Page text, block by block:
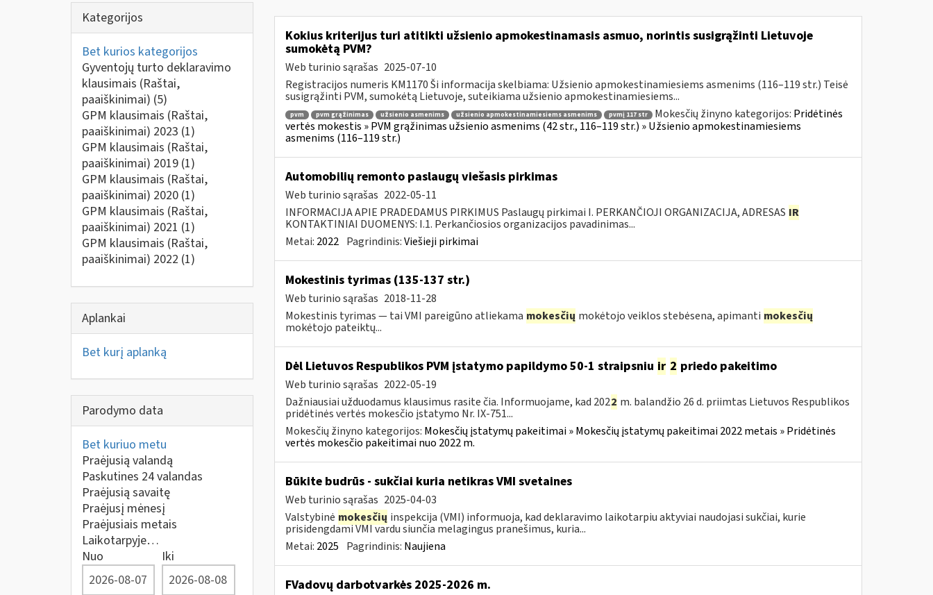
Kategorijos
Bet kurios kategorijos
Gyventojų turto deklaravimo
klausimais (Raštai,
paaiškinimai) (5)
GPM klausimais (Raštai,
paaiškinimai) 2023 (1)
GPM klausimais (Raštai,
paaiškinimai) 2019 (1)
GPM klausimais (Raštai,
paaiškinimai) 2020 (1)
GPM klausimais (Raštai,
paaiškinimai) 2021 (1)
GPM klausimais (Raštai,
paaiškinimai) 2022 (1)
Aplankai
Bet kurį aplanką
Parodymo data
Bet kuriuo metu
Praėjusią valandą
Paskutines 24 valandas
Praėjusią savaitę
Praėjusį mėnesį
Praėjusiais metais
Laikotarpyje…
Nuo
Iki
Kokius kriterijus turi atitikti užsienio apmokestinamasis asmuo, norintis susigrąžinti Lietuvoje
sumokėtą PVM?
Web turinio sąrašas 2025-07-10
Registracijos numeris KM1170 Ši informacija skelbiama: Užsienio apmokestinamiesiems asmenims (116–119 str.) Teisė
susigrąžinti PVM, sumokėtą Lietuvoje, suteikiama užsienio apmokestinamiesiems...
pvm pvm grąžinimas užsienio asmenims užsienio apmokestinamiesiems asmenims pvmį 117 str Mokesčių žinyno kategorijos: Pridėtinės
vertės mokestis » PVM grąžinimas užsienio asmenims (42 str., 116–119 str.) » Užsienio apmokestinamiesiems
asmenims (116–119 str.)
Automobilių remonto paslaugų viešasis pirkimas
Web turinio sąrašas 2022-05-11
INFORMACIJA APIE PRADEDAMUS PIRKIMUS Paslaugų pirkimai I. PERKANČIOJI ORGANIZACIJA, ADRESAS IR
KONTAKTINIAI DUOMENYS: I.1. Perkančiosios organizacijos pavadinimas...
Metai: 2022 Pagrindinis:Viešieji pirkimai
Mokestinis tyrimas (135-137 str.)
Web turinio sąrašas 2018-11-28
Mokestinis tyrimas — tai VMI pareigūno atliekama mokesčių mokėtojo veiklos stebėsena, apimanti mokesčių
mokėtojo pateiktų...
Dėl Lietuvos Respublikos PVM įstatymo papildymo 50-1 straipsniu ir 2 priedo pakeitimo
Web turinio sąrašas 2022-05-19
Dažniausiai užduodamus klausimus rasite čia. Informuojame, kad 2022 m. balandžio 26 d. priimtas Lietuvos Respublikos
pridėtinės vertės mokesčio įstatymo Nr. IX-751...
Mokesčių žinyno kategorijos: Mokesčių įstatymų pakeitimai » Mokesčių įstatymų pakeitimai 2022 metais » Pridėtinės
vertės mokesčio pakeitimai nuo 2022 m.
Būkite budrūs - sukčiai kuria netikras VMI svetaines
Web turinio sąrašas 2025-04-03
Valstybinė mokesčių inspekcija (VMI) informuoja, kad deklaravimo laikotarpiu aktyviai naudojasi sukčiai, kurie
prisidengdami VMI vardu siunčia melagingus pranešimus, kuria...
Metai: 2025 Pagrindinis: Naujiena
FVadovų darbotvarkės 2025-2026 m.